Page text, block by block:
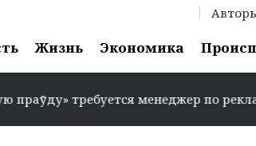
Жизнь Экономика
менеджер по рекламе: +375 29